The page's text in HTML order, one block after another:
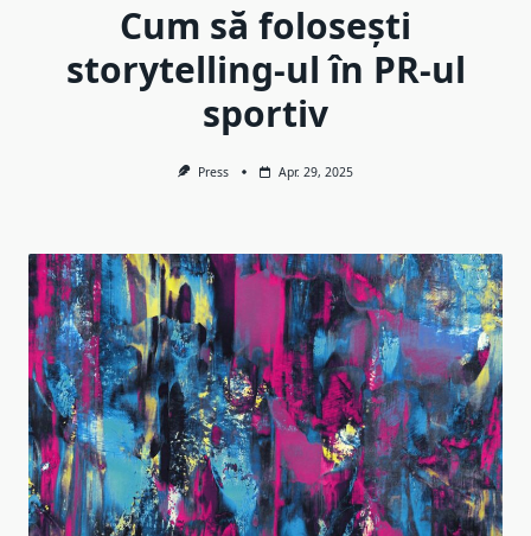
Cum să folosești
storytelling-ul în PR-ul
sportiv
Press Apr. 29, 2025